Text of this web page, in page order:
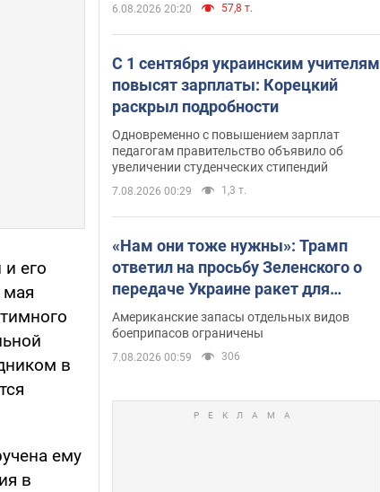
его
мая
в
ему
в
6.08.2026 20:20 57,8 т.
С 1 сентября украинским учителям
повысят зарплаты: Корецкий
раскрыл подробности
Одновременно с повышением зарплат
педагогам правительство объявило об
увеличении студенческих стипендий
7.08.2026 00:29 1,3 т.
«Нам они тоже нужны»: Трамп
ответил на просьбу Зеленского о
передаче Украине ракет для
Patriot
Американские запасы отдельных видов
боеприпасов ограничены
7.08.2026 00:59 306